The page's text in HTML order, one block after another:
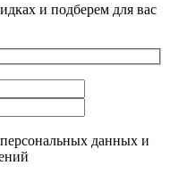
и подберем для вас
данных и